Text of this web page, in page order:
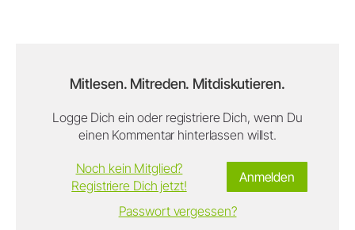
Mitlesen. Mitreden. Mitdiskutieren.
Logge Dich ein oder registriere Dich, wenn Du
einen Kommentar hinterlassen willst.
Anmelden
Noch kein Mitglied?
Registriere Dich jetzt!
Passwort vergessen?